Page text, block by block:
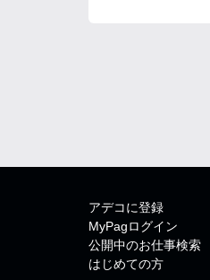
アデコに登録
MyPagログイン
公開中のお仕事検索
はじめての方